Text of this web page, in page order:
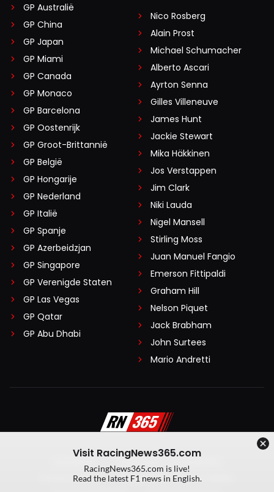
GP Australië
GP China
GP Japan
GP Miami
GP Canada
GP Monaco
GP Barcelona
GP Oostenrijk
GP Groot-Brittannië
GP België
GP Hongarije
GP Nederland
GP Italië
GP Spanje
GP Azerbeidzjan
GP Singapore
GP Verenigde Staten
GP Las Vegas
GP Qatar
GP Abu Dhabi
Nico Rosberg
Alain Prost
Michael Schumacher
Alberto Ascari
Ayrton Senna
Gilles Villeneuve
James Hunt
Jackie Stewart
Mika Häkkinen
Jos Verstappen
Jim Clark
Niki Lauda
Nigel Mansell
Stirling Moss
Juan Manuel Fangio
Emerson Fittipaldi
Graham Hill
Nelson Piquet
Jack Brabham
John Surtees
Mario Andretti
Algemene voorwaarden
Privacy Policy
Created by On Your Marks
Visit RacingNews365.com
RacingNews365.com is live!
Read the latest F1 news in English.